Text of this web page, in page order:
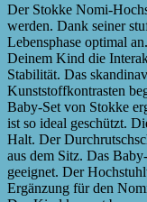
Der Stokke Nomi-
werden. Dank seiner
Lebensphase optimal
Deinem Kind die
Stabilität. Das
Kunststoffkontrasten
Baby-Set von Stokke
ist so ideal geschützt.
Halt. Der
aus dem Sitz. Das
geeignet. Der
Ergänzung für den